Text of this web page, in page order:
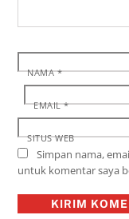
NAMA*
EMAIL*
SITUS WEB
Simpan nama,
untuk komentar saya